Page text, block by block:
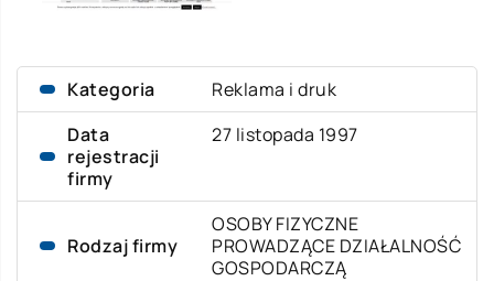
Kategoria
Reklama i druk
Data
rejestracji
firmy
27 listopada 1997
Rodzaj firmy
OSOBY FIZYCZNE
PROWADZĄCE DZIAŁALNOŚĆ
GOSPODARCZĄ